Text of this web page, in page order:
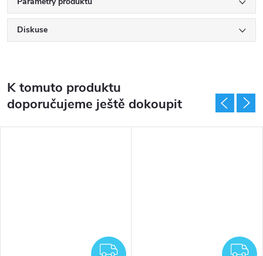
80 % polyester
20% spandex
Diskuse
K tomuto produktu
doporučujeme ještě dokoupit
ZDARMA